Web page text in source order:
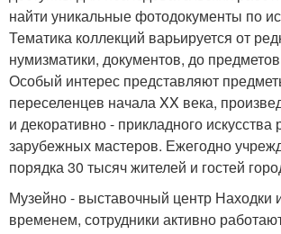
найти уникальные фотодокументы по
Тематика коллекций варьируется от
нумизматики, документов, до
Особый интерес представляют
переселенцев начала XX века,
и декоративно - прикладного искусства
зарубежных мастеров. Ежегодно
порядка 30 тысяч жителей и гостей
Музейно - выставочный центр Находки
временем, сотрудники активно